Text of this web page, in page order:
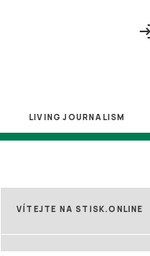
LIVING JOURNALISM
VÍTEJTE NA STISK.ONLINE